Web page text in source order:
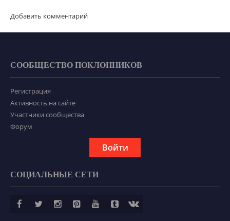
Добавить комментарий
СООБЩЕСТВО ПОКЛОННИКОВ
Регистрация
Активность на сайте
Участники сообщества
Форум
Войти
СОЦИАЛЬНЫЕ СЕТИ